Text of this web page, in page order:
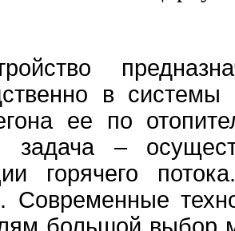
в
ее по
задача –
горячего
Современные